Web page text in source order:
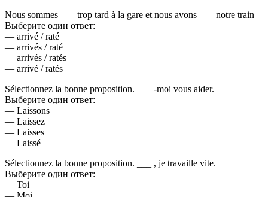
Nous sommes ___ trop tard à la gare et nous avons ___ notre train
Выберите один ответ:
— arrivé / raté
— arrivés / raté
— arrivés / ratés
— arrivé / ratés
Sélectionnez la bonne proposition. ___ -moi vous aider.
Выберите один ответ:
— Laissons
— Laissez
— Laisses
— Laissé
Sélectionnez la bonne proposition. ___ , je travaille vite.
Выберите один ответ:
— Toi